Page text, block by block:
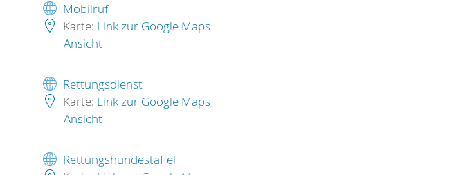
Mobilruf
Karte: Link zur Google Maps
Ansicht
Rettungsdienst
Karte: Link zur Google Maps
Ansicht
Rettungshundestaffel